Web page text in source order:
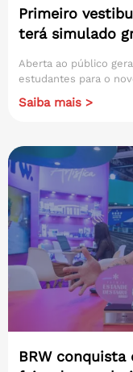
Primeiro
terá simulado
Aberta ao público
estudantes para o
Saiba mais >
BRW